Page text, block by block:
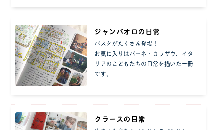
ジャンパオロの日常
パスタがたくさん登場！
お気に入りはパーネ・カラザウ、イタ
リアのこどもたちの日常を描いた一冊
です。
クラースの日常